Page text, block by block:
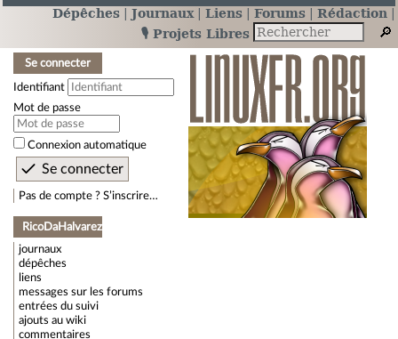
Dépêches Journaux Liens Forums
Rédaction
🎙️ Projets Libres
Se connecter
Identifiant
Mot de passe
Connexion automatique
Pas de compte ? S’inscrire…
RicoDaHalvarez
journaux
dépêches
liens
messages sur les forums
entrées du suivi
ajouts au wiki
commentaires